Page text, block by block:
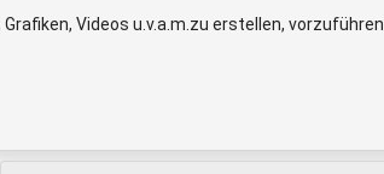
Videos u.v.a.m.zu erstellen, vorzuführen